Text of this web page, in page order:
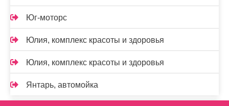
Юг-моторс
Юлия, комплекс красоты и здоровья
Юлия, комплекс красоты и здоровья
Янтарь, автомойка